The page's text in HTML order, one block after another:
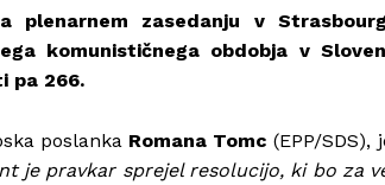
plenarnem zasedanju v
komunističnega obdobja v
pa 266.
poslanka Romana Tomc (EPP/
je pravkar sprejel resolucijo, ki bo za